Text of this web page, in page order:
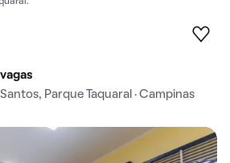
Parque Taquaral · Campinas